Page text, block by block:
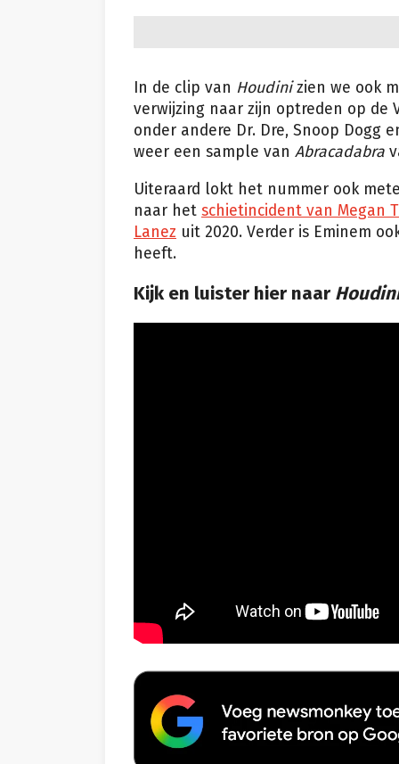
In de clip van Houdinizien we ook
verwijzing naar zijn optreden op de
onder andere Dr. Dre, Snoop Dogg
weer een sample van Abracadabra
Uiteraard lokt het nummer ook
naar het schietincident van Megan
Lanez uit 2020. Verder is Eminem
heeft.
Kijk en luister hier naar